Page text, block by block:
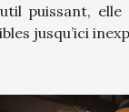
puissant, elle
jusqu’ici